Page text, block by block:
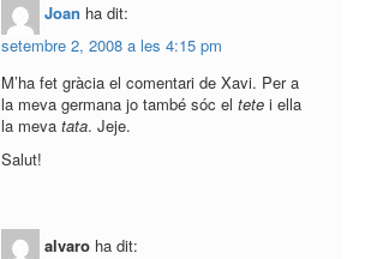
Joan ha dit:
setembre 2, 2008 a les 4:15 pm
M’ha fet gràcia el comentari de Xavi. Per a
la meva germana jo també sóc el tete i ella
la meva tata. Jeje.
Salut!
alvaro ha dit: